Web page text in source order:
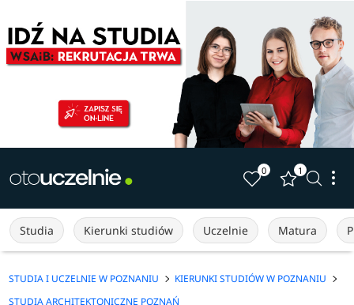
0 1
Studia Kierunki studiów Uczelnie Matura
STUDIA I UCZELNIE W POZNANIU
KIERUNKI STUDIÓW W POZNANIU
STUDIA ARCHITEKTONICZNE POZNAŃ